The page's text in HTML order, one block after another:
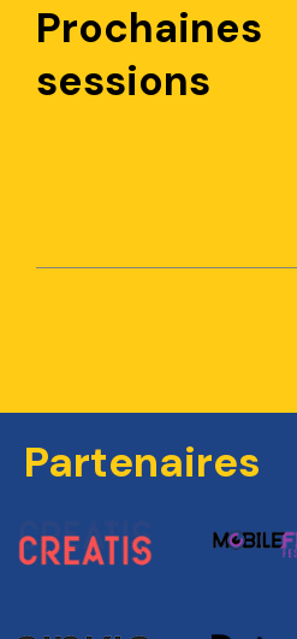
Prochaines
sessions
Partenaires